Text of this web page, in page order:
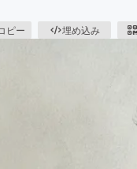
ピー 埋め込み